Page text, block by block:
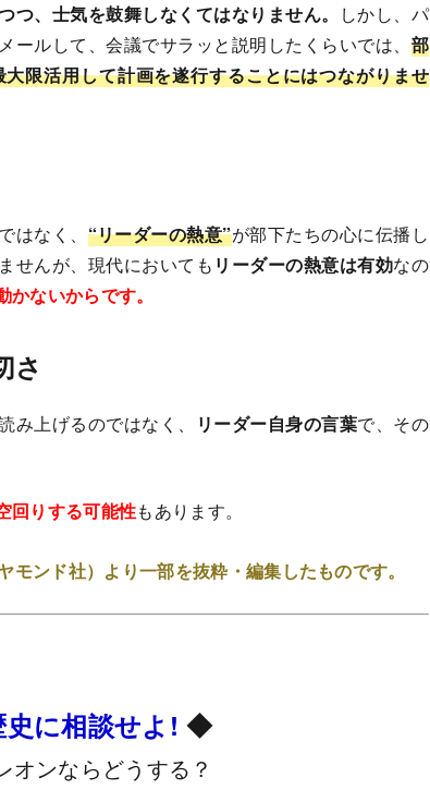
つ、士気を鼓舞しなくてはなりません。
しかし、パ
ルして、会議でサラッと説明したくらいでは、 部
限活用して計画を遂行することにはつながりませ
なく、 “リーダーの熱意”が部下たちの心に伝播し
せんが、現代においても リーダーの熱意は有効なの
かないからです。
さ
上げるのではなく、 リーダー自身の言葉で、その
回りする可能性もあります。
モンド社）より一部を抜粋・編集したものです。
に相談せよ! ◆
オンならどうする？